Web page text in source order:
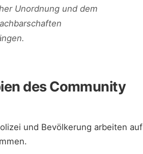
Unordnung und dem
des Community
und Bevölkerung arbeiten auf